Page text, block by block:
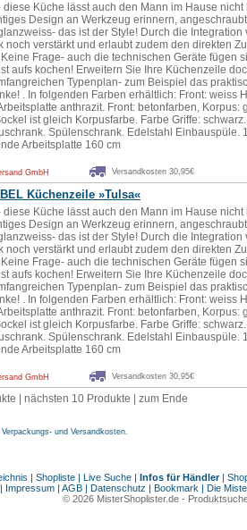
diese Küche lässt auch den Mann im Hause
Design an Werkzeug erinnern,
das ist der Style! Durch die
noch verstärkt und erlaubt zudem den direkten
Frage- auch die technischen Geräte fügen
aufs kochen! Erweitern Sie Ihre Küchenzeile
Typenplan- zum Beispiel das
. In folgenden Farben erhältlich: Front: weiss
anthrazit. Front: betonfarben, Korpus:
ist gleich Korpusfarbe. Farbe Griffe:
Spülenschrank. Edelstahl Einbauspüle.
Arbeitsplatte 160 cm
GmbH Versandkosten 30,95€
Küchenzeile »Tu lsa«
diese Küche lässt auch den Mann im Hause
Design an Werkzeug erinnern,
das ist der Style! Durch die
noch verstärkt und erlaubt zudem den direkten
Frage- auch die technischen Geräte fügen
aufs kochen! Erweitern Sie Ihre Küchenzeile
Typenplan- zum Beispiel das
. In folgenden Farben erhältlich: Front: weiss
anthrazit. Front: betonfarben, Korpus:
ist gleich Korpusfarbe. Farbe Griffe:
Spülenschrank. Edelstahl Einbauspüle.
Arbeitsplatte 160 cm
GmbH Versandkosten 30,95€
nächsten 10 Produkte zum Ende
und Versandkosten.
| Shopliste| Live Suche| Infos für Händler|
| Impressum | AGB | Datenschutz | Bookmark | Die
© 2026 MisterShoplister.de-